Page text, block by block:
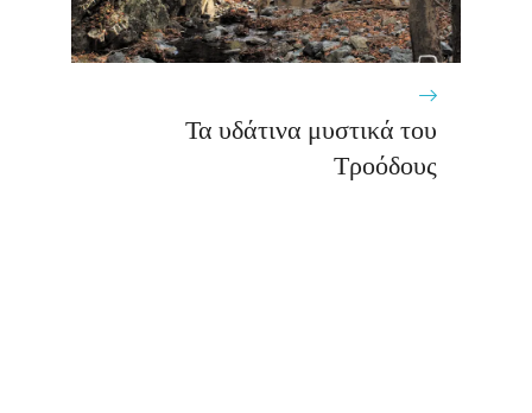
Τα υδάτινα μυστικά του
Τροόδους